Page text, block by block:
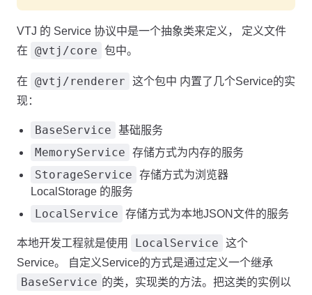
VTJ 的 Service 协议中是一个抽象类来定义， 定义文件
在
@vtj/core 包中。
在 @vtj/renderer
这个包中 内置了几个Service的实
现：
BaseService 基础服务
MemoryService 存储方式为内存的服务
StorageService
存储方式为浏览器
LocalStorage 的服务
LocalService 存储方式为本地JSON文件的服务
本地开发工程就是使用 LocalService
这个
Service。 自定义Service的方式是通过定义一个继承
BaseService 的类，实现类的方法。把这类的实例以